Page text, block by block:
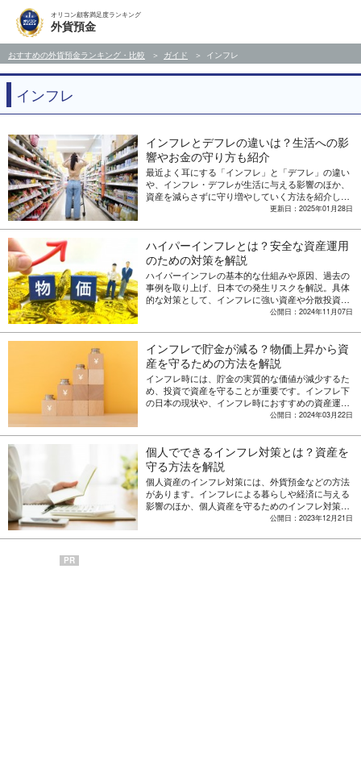
オリコン顧客満足度ランキング
外貨預金
おすすめの外貨預金ランキング・比較 ガイド インフレ
インフレ
インフレとデフレの違いは？生活への影
響やお金の守り方も紹介
最近よく耳にする「インフレ」と「デフレ」の違い
や、インフレ・デフレが生活に与える影響のほか、
資産を減らさずに守り増やしていく方法を紹介しま
更新日：2025年01月28日
ハイパーインフレとは？安全な資産運用
のための対策を解説
ハイパーインフレの基本的な仕組みや原因、過去の
事例を取り上げ、日本での発生リスクを解説。具体
的な対策として、インフレに強い資産や分散投資の
公開日：2024年11月07日
インフレで貯金が減る？物価上昇から資
産を守るための方法を解説
インフレ時には、貯金の実質的な価値が減少するた
め、投資で資産を守ることが重要です。インフレ下
の日本の現状や、インフレ時におすすめの資産運用
公開日：2024年03月22日
個人でできるインフレ対策とは？資産を
守る方法を解説
個人資産のインフレ対策には、外貨預金などの方法
があります。インフレによる暮らしや経済に与える
影響のほか、個人資産を守るためのインフレ対策に
公開日：2023年12月21日
PR